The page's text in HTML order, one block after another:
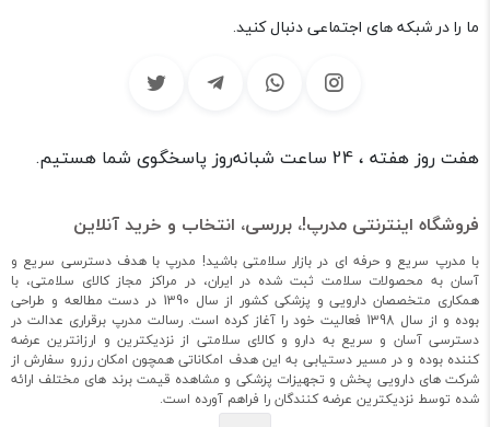
ما را در شبکه های اجتماعی دنبال کنید.
هفت روز هفته ، 24 ساعت شبانه‌روز پاسخگوی شما هستیم.
فروشگاه اینترنتی مدرپ!، بررسی، انتخاب و خرید آنلاین
با مدرپ سریع و حرفه ای در بازار سلامتی باشید! مدرپ با هدف دسترسی سریع و
آسان به محصولات سلامت ثبت شده در ایران، در مراکز مجاز کالای سلامتی، با
همکاری متخصصان دارویی و پزشکی کشور از سال 1390 در دست مطالعه و طراحی
بوده و از سال 1398 فعالیت خود را آغاز کرده است. رسالت مدرپ برقراری عدالت در
دسترسی آسان و سریع به دارو و کالای سلامتی از نزدیکترین و ارزانترین عرضه
کننده بوده و در مسیر دستیابی به این هدف امکاناتی همچون امکان رزرو سفارش از
شرکت های دارویی پخش و تجهیزات پزشکی و مشاهده قیمت برند های مختلف ارائه
شده توسط نزدیکترین عرضه کنندگان را فراهم آورده است.